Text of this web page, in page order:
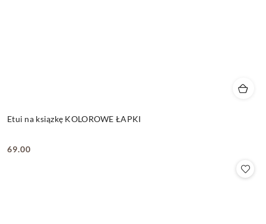
Etui na ksiązkę KOLOROWE ŁAPKI
Cena:
69.00